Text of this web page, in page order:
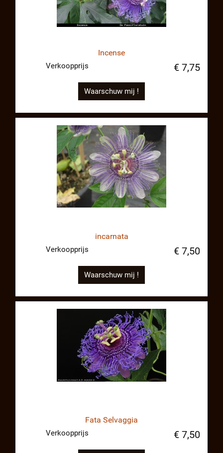
Incense
Verkoopprijs € 7,75
Waarschuw mij !
incarnata
Verkoopprijs € 7,50
Waarschuw mij !
Fata Selvaggia
Verkoopprijs € 7,50